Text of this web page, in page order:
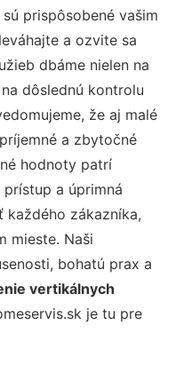
prispôsobené vašim
a ozvite sa
dbáme nielen na
dôslednú kontrolu
že aj malé
a zbytočné
hodnoty patrí
a úprimná
každého zákazníka,
mieste. Naši
bohatú prax a
vertikálnych
je tu pre